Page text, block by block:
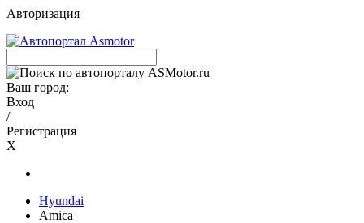
Авторизация
Ваш город:
Вход
/
Регистрация
X
Hyundai
Amica